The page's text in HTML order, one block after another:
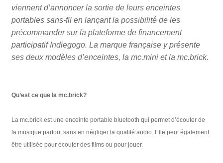
viennent d’annoncer la sortie de leurs enceintes
portables sans-fil en lançant la possibilité de les
précommander sur la plateforme de financement
participatif Indiegogo. La marque française y présente
ses deux modèles d’enceintes, la mc.mini et la mc.brick.
Qu’est ce que la mc.brick?
La mc.brick est une enceinte portable bluetooth qui permet d’écouter de
la musique partout sans en négliger la qualité audio. Elle peut également
être utilisée pour écouter des films ou pour jouer.